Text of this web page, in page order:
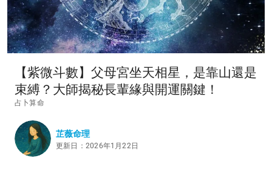
【紫微斗數】父母宮坐天相星，是靠山還是
束縛？大師揭秘長輩緣與開運關鍵！
占卜算命
芷薇命理
更新日：2026年1月22日